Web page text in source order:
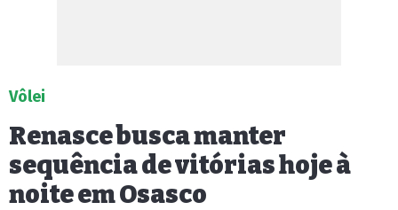
Vôlei
Renasce busca manter
sequência de vitórias hoje à
noite em Osasco